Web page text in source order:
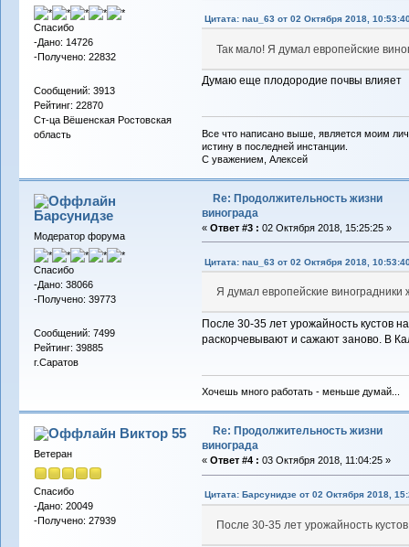
Спасибо
-Дано: 14726
-Получено: 22832
Сообщений: 3913
Рейтинг: 22870
Ст-ца Вёшенская Ростовская
область
Цитата: nau_63 от 02 Октября 2018,
Так мало! Я думал европейские
Думаю еще плодородие почвы влияет
Все что написано выше, является моим
истину в последней инстанции.
С уважением, Алексей
Барсунидзе
Модератор форума
Спасибо
-Дано: 38066
-Получено: 39773
Сообщений: 7499
Рейтинг: 39885
г.Саратов
Re: Продолжительность жизни
винограда
« Ответ #3 : 02 Октября 2018, 15:25:25 »
Цитата: nau_63 от 02 Октября 2018,
Я думал европейские виноградники
После 30-35 лет урожайность кустов
раскорчевывают и сажают заново. В
Хочешь много работать - меньше думай...
Виктор 55
Ветеран
Спасибо
-Дано: 20049
-Получено: 27939
Re: Продолжительность жизни
винограда
« Ответ #4 : 03 Октября 2018, 11:04:25 »
Цитата: Барсунидзе от 02 Октября 2018,
После 30-35 лет урожайность